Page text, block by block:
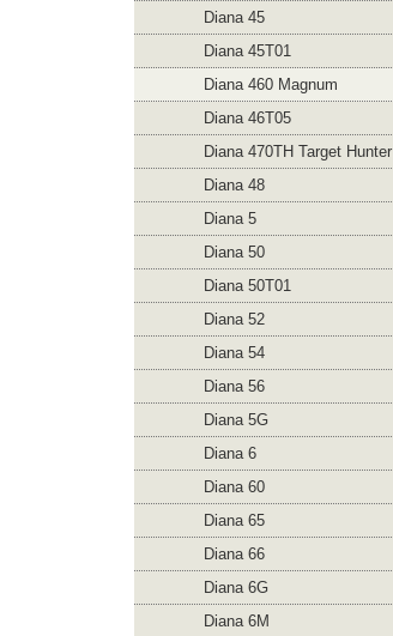
Diana 45
Diana 45T01
Diana 460 Magnum
Diana 46T05
Diana 470TH Target Hunter
Diana 48
Diana 5
Diana 50
Diana 50T01
Diana 52
Diana 54
Diana 56
Diana 5G
Diana 6
Diana 60
Diana 65
Diana 66
Diana 6G
Diana 6M